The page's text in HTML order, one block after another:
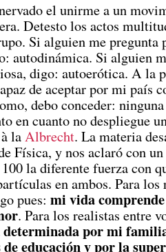
el unirme a un
Detesto los actos
Si alguien me
autodinámica. Si alguien
digo: autoerótica. A la
de aceptar por mi país
debo conceder: ninguna
en cuanto no despliegue
laAlbrecht. La materia
Física, y nos aclaró con
la diferente fuerza con
en ambos. Para los
pues: mi vida
. Para los realistas entre
por mi
educación y por la